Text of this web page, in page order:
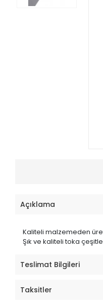
Açıklama
Kaliteli malzemeden
Şık ve kaliteli toka
Teslimat Bilgileri
Taksitler